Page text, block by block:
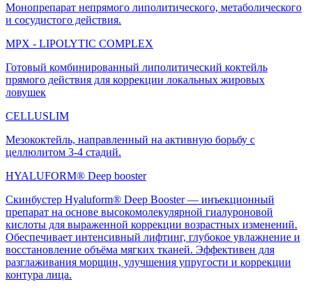
Монопрепарат непрямого липолитического, метаболического
и сосудистого действия.
MPX - LIPOLYTIC COMPLEX
Готовый комбинированный липолитический коктейль
прямого действия для коррекции локальных жировых
ловушек
CELLUSLIM
Мезококтейль, направленный на активную борьбу с
целлюлитом 3-4 стадий.
HYALUFORM® Deep booster
Скинбустер Hyaluform® Deep Booster — инъекционный
препарат на основе высокомолекулярной гиалуроновой
кислоты для выраженной коррекции возрастных изменений.
Обеспечивает интенсивный лифтинг, глубокое увлажнение и
восстановление объёма мягких тканей. Эффективен для
разглаживания морщин, улучшения упругости и коррекции
контура лица.